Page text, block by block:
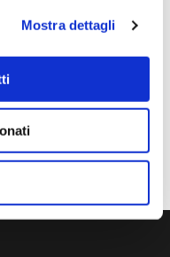
Mostra dettagli
Gioia) da diversi anni.
rotto e questo ci ha